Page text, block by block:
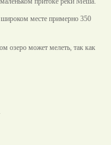
месте примерно 350
озеро может мелеть, так как